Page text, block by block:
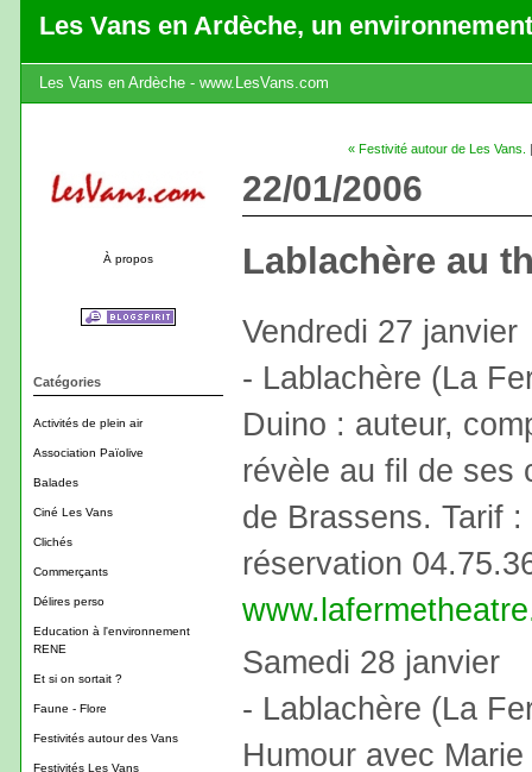
Les Vans en Ardèche, un
Les Vans en Ardèche - www.LesVans.com
À propos
Catégories
Activités de plein air
Association Païolive
Balades
Ciné Les Vans
Clichés
Commerçants
Délires perso
Education à l'environnement
RENE
Et si on sortait ?
Faune - Flore
Festivités autour des Vans
Festivités Les Vans
« Festivité autour de Les Vans.
22/01/2006
Lablachère au
Vendredi 27 janvier
- Lablachère (La
Duino : auteur,
révèle au fil de ses
de Brassens. Tarif
réservation
Samedi 28 janvier
- Lablachère (La
Humour avec